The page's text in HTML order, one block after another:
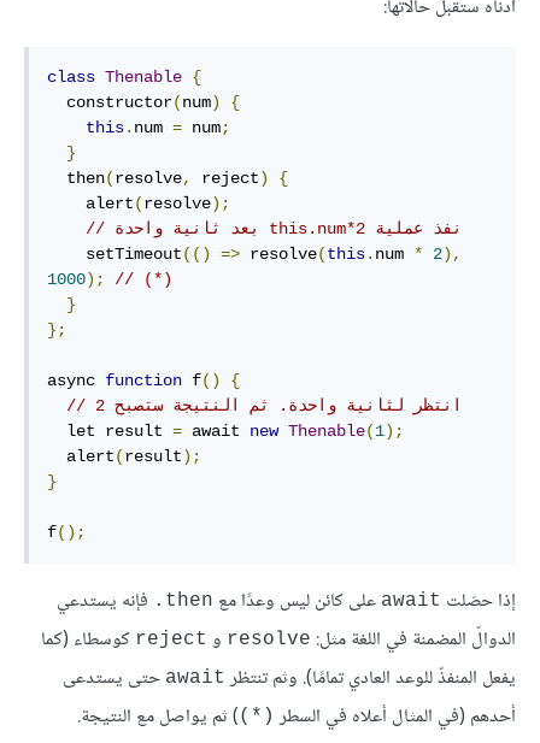
أدناه ستقبلُ حالاتها:
class Thenable {
  constructor
(num)
{
this. num = num;
}
  then
(resolve, reject)
{
    alert
(resolve);
// ‫نفذ عملية this.num*2 بعد ثانية واحدة
    setTimeout
(() => resolve(this. num * 2),
1000);
// (*)
}
};
async function f()
{
  let result
= await new Thenable(1);
  alert
(result);
}
f();
إذا حصَلت await على كائن ليس وعدًا مع ‎.then فإنه يستدعي
الدوالّ المضمنة في اللغة مثل: resolve و reject كوسطاء (كما
يفعل المنفذّ للوعد العادي تمامًا). وثم تنتظر await حتى يستدعى
أحدهم (في المثال أعلاه في السطر (*)) ثم يواصل مع النتيجة.